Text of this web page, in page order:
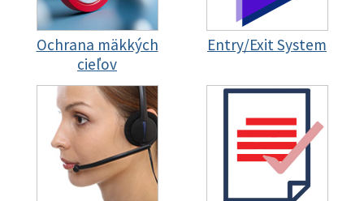
Ochrana mäkkých
cieľov
Entry/Exit System